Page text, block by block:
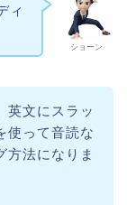
ショーン
ィ
英文にスラッ
使って音読な
方法になりま